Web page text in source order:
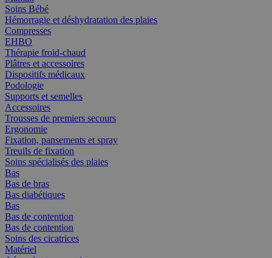
Soins Bébé
Hémorragie et déshydratation des plaies
Compresses
EHBO
Thérapie froid-chaud
Plâtres et accessoires
Dispositifs médicaux
Podologie
Supports et semelles
Accessoires
Trousses de premiers secours
Ergonomie
Fixation, pansements et spray
Treuils de fixation
Soins spécialisés des plaies
Bas
Bas de bras
Bas diabétiques
Bas
Bas de contention
Bas de contention
Soins des cicatrices
Matériel